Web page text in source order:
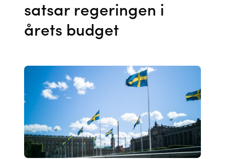
satsar regeringen i
årets budget